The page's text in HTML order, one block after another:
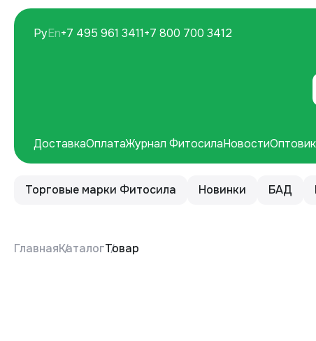
ДоставкаОплатаЖурнал ФитосилаНовости
РуEn+7 495 961 3411+7 800 700 3412
Торговые марки Фитосила Новинки БАД
ГлавнаяКаталогТовар